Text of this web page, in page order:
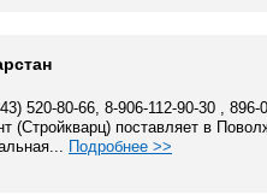
520-80-66, 8-906-112-90-30 , 896-
поставляет в
Подробнее >>